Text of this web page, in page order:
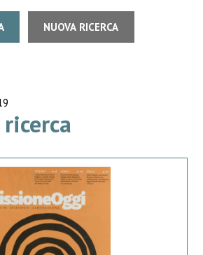
NUOVA RICERCA